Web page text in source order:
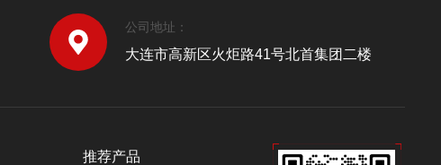
公司地址：
大连市高新区火炬路41号北首集团二楼
推荐产品